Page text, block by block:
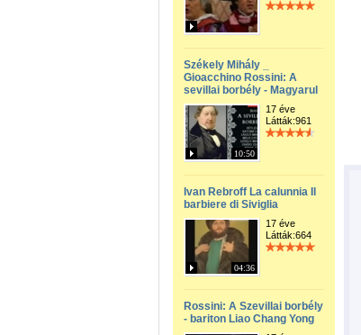
Székely Mihály _
Gioacchino Rossini: A
sevillai borbély - Magyarul
10:50
17 éve
Látták:961
Ivan Rebroff La calunnia Il
barbiere di Siviglia
04:36
17 éve
Látták:664
Rossini: A Szevillai borbély
- bariton Liao Chang Yong